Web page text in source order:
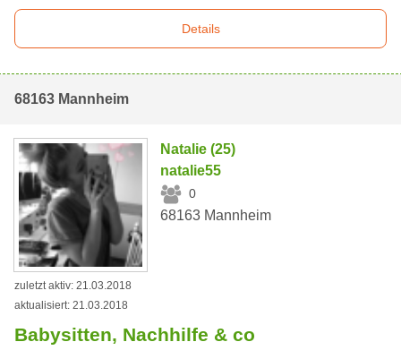
Details
68163 Mannheim
Natalie (25)
natalie55
0
68163 Mannheim
zuletzt aktiv: 21.03.2018
aktualisiert: 21.03.2018
Babysitten, Nachhilfe & co